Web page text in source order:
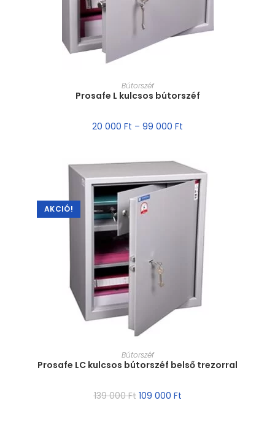
MÉRET VÁLASZTÁSA
Bútorszéf
Prosafe L kulcsos bútorszéf
20 000 Ft – 99 000 Ft
AKCIÓ!
MÉRET VÁLASZTÁSA
Bútorszéf
Prosafe LC kulcsos bútorszéf belső trezorral
139 000Ft 109 000 Ft